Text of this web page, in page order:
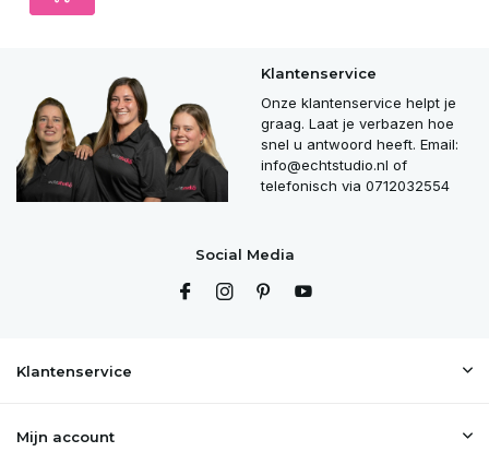
Klantenservice
Onze klantenservice helpt je
graag. Laat je verbazen hoe
snel u antwoord heeft. Email:
info@echtstudio.nl of
telefonisch via 0712032554
Social Media
Klantenservice
Mijn account